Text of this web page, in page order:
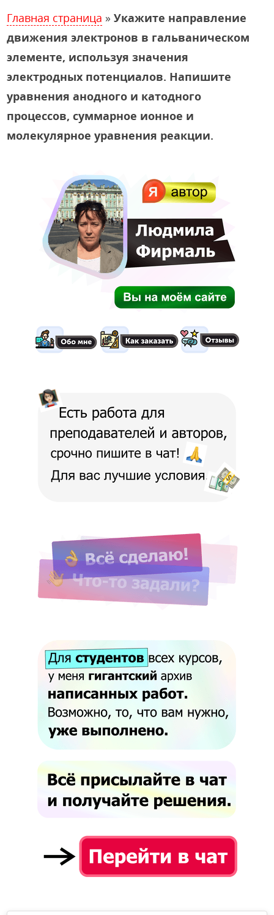
Главная страница »Укажите направление
движения электронов в гальваническом
элементе, используя значения
электродных потенциалов. Напишите
уравнения анодного и катодного
процессов, суммарное ионное и
молекулярное уравнения реакции.